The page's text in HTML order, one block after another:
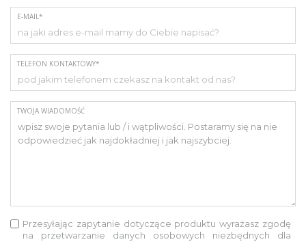
E-MAIL*
TELEFON KONTAKTOWY*
TWOJA WIADOMOŚĆ
Przesyłając zapytanie dotyczące produktu wyrażasz zgodę
na przetwarzanie danych osobowych niezbędnych dla